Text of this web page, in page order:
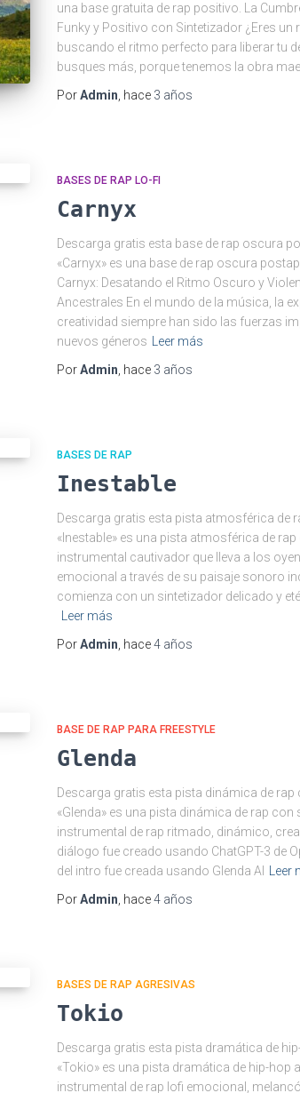
una base gratuita de rap positivo. La
Funky y Positivo con Sintetizador ¿Eres un
buscando el ritmo perfecto para liberar tu
busques más, porque tenemos la obra
PorAdmin , hace 3 años
BASES DE RAP LO-FI
Carnyx
Descarga gratis esta base de rap oscura
«Carnyx» es una base de rap oscura
Carnyx: Desatando el Ritmo Oscuro y
Ancestrales En el mundo de la música, la
creatividad siempre han sido las fuerzas
nuevos géneros
Leer más
PorAdmin , hace 3 años
BASES DE RAP
Inestable
Descarga gratis esta pista atmosférica de
«Inestable» es una pista atmosférica de
instrumental cautivador que lleva a los
emocional a través de su paisaje sonoro
comienza con un sintetizador delicado y
Leer más
PorAdmin , hace4 años
BASE DE RAP PARA FREESTYLE
Glenda
Descarga gratis esta pista dinámica de rap
«Glenda» es una pista dinámica de rap con
instrumental de rap ritmado, dinámico,
diálogo fue creado usando ChatGPT-3 de
del intro fue creada usando Glenda AI
Leer
PorAdmin , hace4 años
BASES DE RAP AGRESIVAS
Tokio
Descarga gratis esta pista dramática de
«Tokio» es una pista dramática de hip-hop
instrumental de rap lofi emocional,